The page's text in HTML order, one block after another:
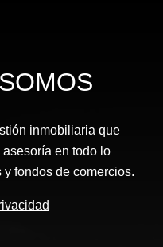
inmobiliaria que
en todo lo
fondos de comercios.